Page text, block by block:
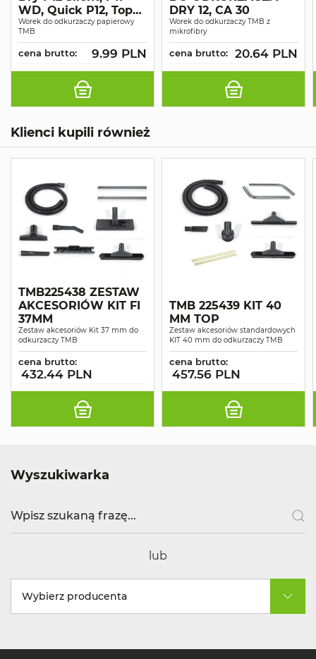
WD, Quick P12, Top
Ext P12
Worek do odkurzaczy papierowy
TMB
cena brutto: 9.99 PLN
DRY 12, CA 30
Worek do odkurzaczy TMB z
mikrofibry
cena brutto: 20.64 PLN
Klienci kupili również
TMB225438 ZESTAW
AKCESORIÓW KIT FI
37MM
Zestaw akcesoriów Kit 37 mm do
odkurzaczy TMB
cena brutto:
432.44 PLN
TMB 225439 KIT 40
MM TOP
Zestaw akcesoriów standardowych
KIT 40 mm do odkurzaczy TMB
cena brutto:
457.56 PLN
Wyszukiwarka
lub
Wybierz producenta